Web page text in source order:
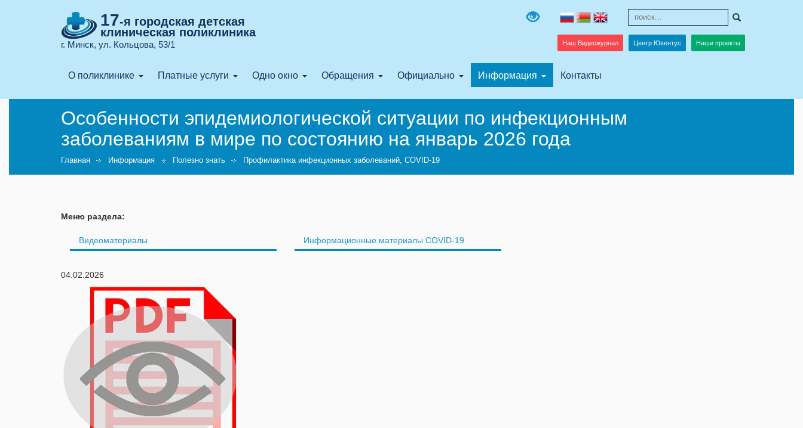
17-я городская детская
клиническая поликлиника
г. Минск, ул. Кольцова, 53/1 Наш Видеожурнал Центр Ювентус Наши проекты
О поликлинике Платные услуги Одно окно Обращения Официально Информация Контакты
Особенности эпидемиологической ситуации по инфекционным
заболеваниям в мире по состоянию на январь 2026 года
Главная Информация Полезно знать Профилактика инфекционных заболеваний, COVID-19
Меню раздела:
Видеоматериалы Информационные материалы COVID-19
04.02.2026